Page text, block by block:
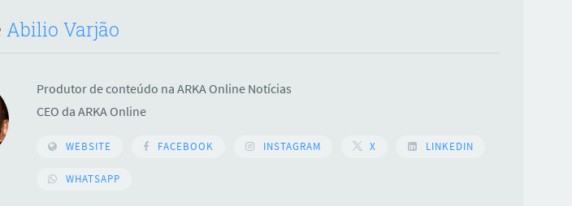
Abilio Varjão
Produtor de conteúdo na ARKA Online Notícias
CEO da ARKA Online
WEBSITE FACEBOOK INSTAGRAM X LINKEDIN
WHATSAPP